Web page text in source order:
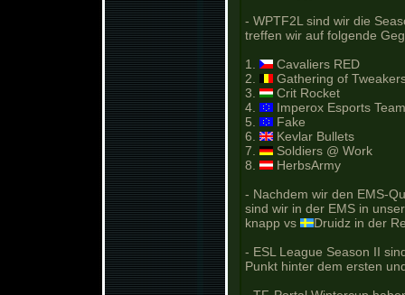
- WPTF2L sind wir die
treffen wir auf folgende
1.
Cavaliers RED
2.
Gathering of
3.
Crit Rocket
4.
Imperox Esports
5.
Fake
6.
Kevlar Bullets
7.
Soldiers @ Work
8.
HerbsArmy
- Nachdem wir den EMS-
sind wir in der EMS in
knapp vs
Druidz in der
- ESL League Season II
Punkt hinter dem ersten